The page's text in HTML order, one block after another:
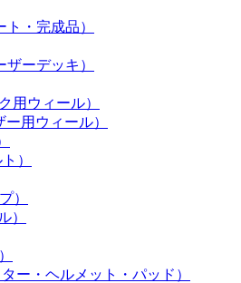
・完成品）
ーデッキ）
用ウィール）
用ウィール）
）
）
）
ー・ヘルメット・パッド）